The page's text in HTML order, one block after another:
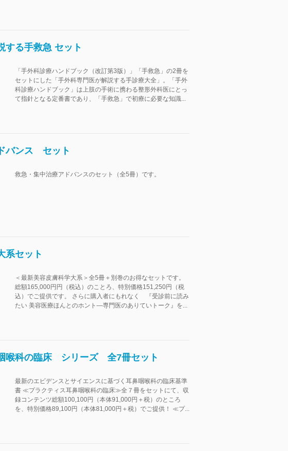
する手救急 セット
「手外科診療ハンドブック（改訂第3版）」「手救急」の2冊を
セットにした「手外科専門医が解説する手診療大全」。「手外
科診療ハンドブック」は上肢の手術に携わる整形外科医にとっ
て指針となる定番書であり、「手救急」で初療に必要な知識...
バンス セット
救急・集中治療アドバンスのセット（全5冊）です。
系セット
＜最新美容皮膚科学大系＞全5冊＋別巻のお得なセットです。
総額165,000円円（税込）のことろ、特別価格151,250円（税
込）でご提供です。 さらに購入者にもれなく 『受診前に読み
たい 美容医療ほんとのホント―専門医のありていトーク』を...
喉科の臨床 シリーズ 全7冊セット
最新のエビデンスとサイエンスに基づく耳鼻咽喉科の臨床基準
書 ≪プラクティス耳鼻咽喉科の臨床≫全７冊をセットにて、収
録コンテンツ総額100,100円（本体91,000円＋税）のところ
を、特別価格89,100円（本体81,000円＋税）でご提供！ ≪プ...